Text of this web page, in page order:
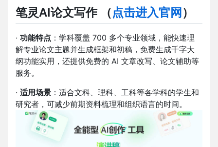
笔灵AI论文写作（点击进入官网 ）
· 功能特点 ：学科覆盖 700 多个专业领域，能快速理
解专业论文主题并生成框架和初稿，免费生成千字大
纲功能实用，还提供免费的 AI 文章改写、论文辅助等
服务。
· 适用场景 ：适合文科、理科、工科等各学科的学生和
研究者，可减少前期资料梳理和组织语言的时间。